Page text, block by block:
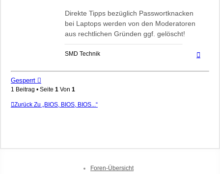
Direkte Tipps bezüglich Passwortknacken
bei Laptops werden von den Moderatoren
aus rechtlichen Gründen ggf. gelöscht!
SMD Technik
Gesperrt
1 Beitrag • Seite 1 Von 1
Zurück Zu „BIOS, BIOS, BIOS...“
Foren-Übersicht